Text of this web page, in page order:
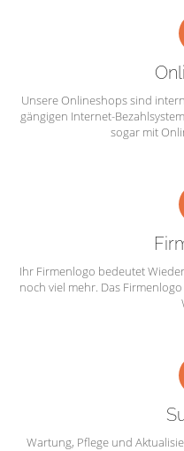
Unsere Onlineshops sind
gängigen Internet-
sogar mit
Ihr Firmenlogo bedeutet
noch viel mehr. Das
Wartung, Pflege und